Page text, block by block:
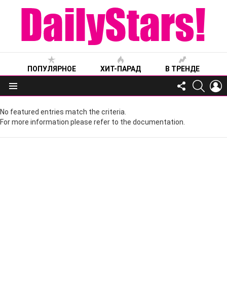
ПОПУЛЯРНОЕ ХИТ-ПАРАД В ТРЕНДЕ
Меню
FOLLOW
US
No featured entries match the criteria.
For more information please refer to the documentation.